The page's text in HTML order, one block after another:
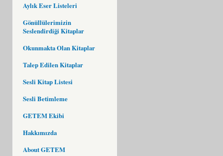
Aylık Eser Listeleri
Gönüllülerimizin
Seslendirdiği Kitaplar
Okunmakta Olan Kitaplar
Talep Edilen Kitaplar
Sesli Kitap Listesi
Sesli Betimleme
GETEM Ekibi
Hakkımızda
About GETEM